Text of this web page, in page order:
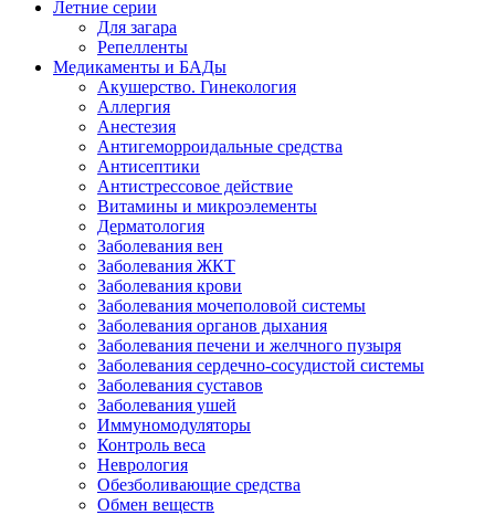
Летние серии
Для загара
Репелленты
Медикаменты и БАДы
Акушерство. Гинекология
Аллергия
Анестезия
Антигеморроидальные средства
Антисептики
Антистрессовое действие
Витамины и микроэлементы
Дерматология
Заболевания вен
Заболевания ЖКТ
Заболевания крови
Заболевания мочеполовой системы
Заболевания органов дыхания
Заболевания печени и желчного пузыря
Заболевания сердечно-сосудистой системы
Заболевания суставов
Заболевания ушей
Иммуномодуляторы
Контроль веса
Неврология
Обезболивающие средства
Обмен веществ